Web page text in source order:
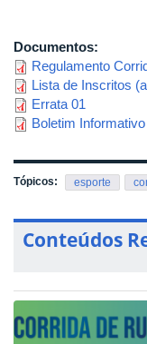
Documentos:
Regulamento
Lista de Inscritos
Errata 01
Boletim
Tópicos: esporte
Conteúdos